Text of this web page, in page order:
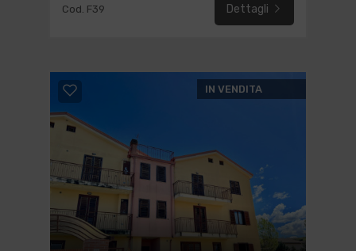
Cod. F39 Dettagli
IN VENDITA